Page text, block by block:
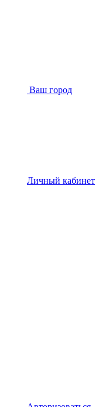
Ваш город
Личный кабинет